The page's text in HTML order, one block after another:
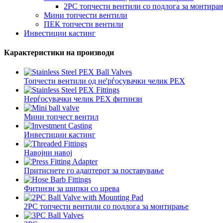
2PC топчести вентили со подлога за
Мини топчести вентили
ПЕК топчести вентили
Инвестиции кастинг
Карактеристики на производи
Топчести вентили од не'рѓосувачки челик PEX
Нерѓосувачки челик PEX фитинзи
Мини топчест вентил
Инвестиции кастинг
Навојни навој
Притиснете го адаптерот за поставување
Фитинзи за шипки со црева
2PC топчести вентили со подлога за монтирање